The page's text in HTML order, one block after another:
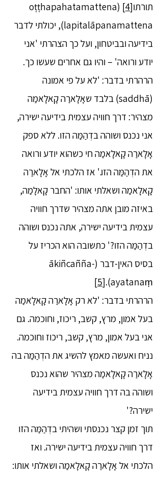
תורתו[4]
(oṭṭhapahatamattena
lapitalāpanamattena), יכולתי לדבר
בידיעה ובביטחון, ועל כך הצהרתי 'אני
יודע ורואה' – והיו גם אחרים שעשו כך.
הרהרתי בדבר: 'לא על פי אמונה
(saddhā) בלבד שאָלָארַה קָאלָאמַה
מצהיר: דרך חוויה עצמית בידיעה ישירה,
אני נכנס ושוהה בדְהַמַּה הזו. ללא ספק
אָלָארַה קָאלָאמַה חי כשהוא יודע ורואה
את הדְהַמַּה הזו.' אז הלכתי אל אָלָארַה
קָאלָאמַה ושאלתי אותו: 'החבר קָאלָמַה,
באיזה מובן אתה מצהיר שדרך חוויה
עצמית בידיעה ישירה, אתה נכנס ושוהה
בדְהַמַּה הזו?' כתשובה הוא הכריז על
בסיס האין-דבר (ākiñcañña-
ayatanaṃ).
[5]
הרהרתי בדבר: 'לא רק אָלָארַה קָאלָאמַה
בעל אמון, מרץ, קשב, ריכוז, וחוכמה. גם
אני בעל אמון, מרץ, קשב, ריכוז וחוכמה.
נניח ואעשה מאמץ להשיג את הדְהַמַּה בה
אָלָארַה קָאלָאמַה מצהיר שהוא נכנס
ושוהה בה דרך חוויה עצמית בידיעה
ישירה?'
תוך זמן קצר נכנסתי ושהיתי בדְהַמַּה הזו
דרך חוויה עצמית בידיעה ישירה. ואז
הלכתי אל אָלָארַה קָאלָאמַה ושאלתי אותו: